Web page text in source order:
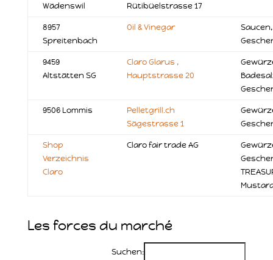
Wädenswil
Rütibüelstrasse 17
8957
Spreitenbach
Oil & Vinegar
Saucen,
9459
Altstätten SG
Claro Glarus ,
Hauptstrasse 20
9506 Lommis
Pelletgrill.ch
Sägestrasse 1
Shop
Verzeichnis
Claro
Claro fair trade AG
Les forces du marché
Suchen: